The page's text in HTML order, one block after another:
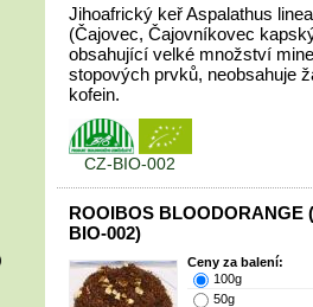
Jihoafrický keř Aspalathus
(Čajovec, Čajovníkovec
obsahující velké množství
stopových prvků, neobsahuje
kofein.
CZ-BIO-002
ROOIBOS BLOODORANGE
BIO-002)
Ceny za balení:
100g
50g